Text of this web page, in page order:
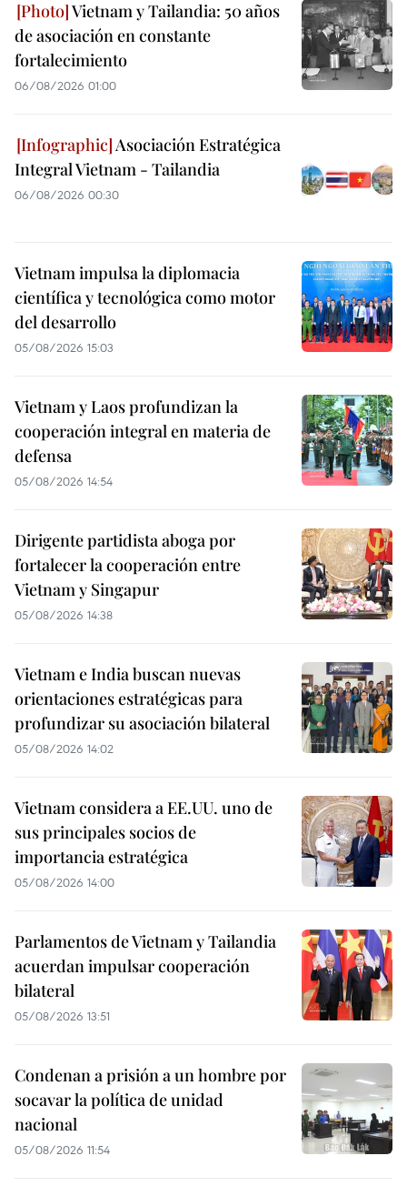
Vietnam y Tailandia: 50 años
de asociación en constante
fortalecimiento
06/08/2026 01:00
Asociación Estratégica
Integral Vietnam - Tailandia
06/08/2026 00:30
Vietnam impulsa la diplomacia
científica y tecnológica como motor
del desarrollo
05/08/2026 15:03
Vietnam y Laos profundizan la
cooperación integral en materia de
defensa
05/08/2026 14:54
Dirigente partidista aboga por
fortalecer la cooperación entre
Vietnam y Singapur
05/08/2026 14:38
Vietnam e India buscan nuevas
orientaciones estratégicas para
profundizar su asociación bilateral
05/08/2026 14:02
Vietnam considera a EE.UU. uno de
sus principales socios de
importancia estratégica
05/08/2026 14:00
Parlamentos de Vietnam y Tailandia
acuerdan impulsar cooperación
bilateral
05/08/2026 13:51
Condenan a prisión a un hombre por
socavar la política de unidad
nacional
05/08/2026 11:54